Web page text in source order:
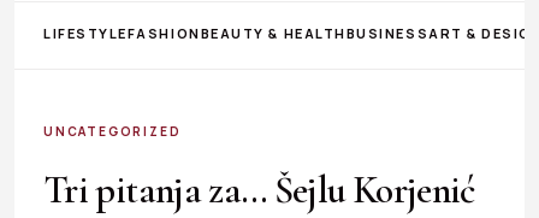
LIFESTYLEFASHIONBEAUTY & HEALTHBUSINESS ART &
UNCATEGORIZED
Tri pitanja za… Šejlu Korjenić